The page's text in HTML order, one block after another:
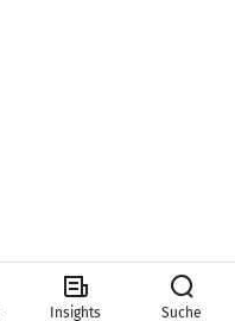
Insights Suche